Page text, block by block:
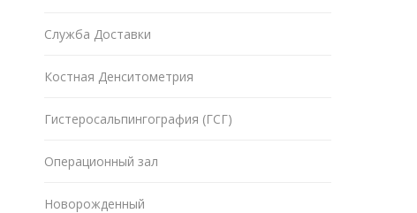
Служба Доставки
Костная Денситометрия
Гистеросальпингография (ГСГ)
Операционный зал
Новорожденный